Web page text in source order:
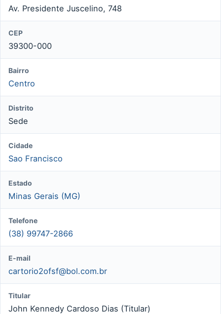
Av. Presidente Juscelino, 748
CEP
39300-000
Bairro
Centro
Distrito
Sede
Cidade
Sao Francisco
Estado
Minas Gerais (MG)
Telefone
(38) 99747-2866
E-mail
cartorio2ofsf@bol.com.br
Titular
John Kennedy Cardoso Dias (Titular)